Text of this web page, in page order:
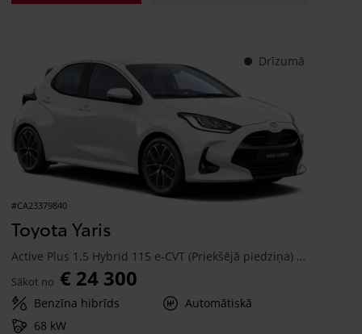
Drīzumā
#CA23379840
Toyota Yaris
Active Plus 1.5 Hybrid 115 e-CVT (Priekšējā piedziņa) (68 kW)
Sākot no € 24 300
Benzīna hibrīds
Automātiskā
68 kW